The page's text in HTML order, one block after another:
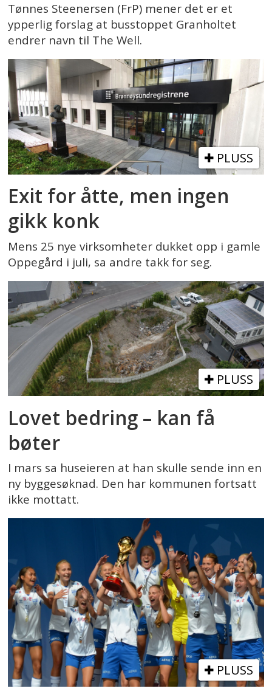
Tønnes Steenersen (FrP) mener det er et
ypperlig forslag at busstoppet Granholtet
endrer navn til The Well.
PLUSS
Exit for åtte, men ingen
gikk konk
Mens 25 nye virksomheter dukket opp i gamle
Oppegård i juli, sa andre takk for seg.
PLUSS
Lovet bedring – kan få
bøter
I mars sa huseieren at han skulle sende inn en
ny byggesøknad. Den har kommunen fortsatt
ikke mottatt.
PLUSS